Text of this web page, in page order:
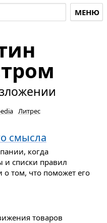
МЕНЮ
Литрес
смысла
когда
и списки правил
том, что поможет его
товаров